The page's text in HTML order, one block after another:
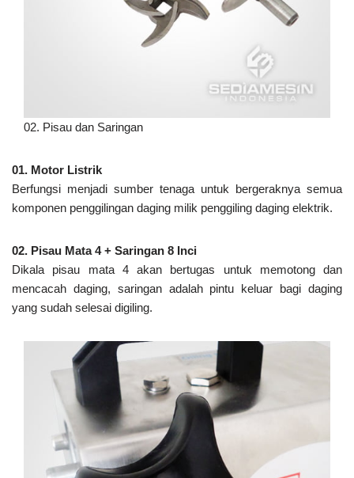
02. Pisau dan Saringan
01. Motor Listrik
Berfungsi menjadi sumber tenaga untuk bergeraknya semua
komponen penggilingan daging milik penggiling daging elektrik.
02. Pisau Mata 4 + Saringan 8 Inci
Dikala pisau mata 4 akan bertugas untuk memotong dan
mencacah daging, saringan adalah pintu keluar bagi daging
yang sudah selesai digiling.